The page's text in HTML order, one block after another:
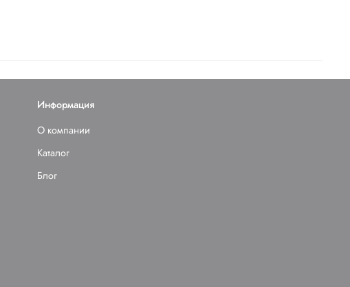
Информация
О компании
Каталог
Блог